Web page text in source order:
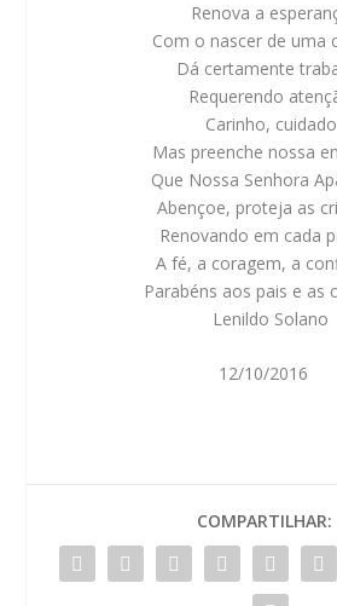
Renova a
Com o nascer de uma
Dá certamente
Requerendo
Carinho, cuidado
Mas preenche nossa
Que Nossa Senhora
Abençoe, proteja as
Renovando em cada
A fé, a coragem, a
Parabéns aos pais e as
Lenildo Solano
12/10/2016
COMPARTILHAR: